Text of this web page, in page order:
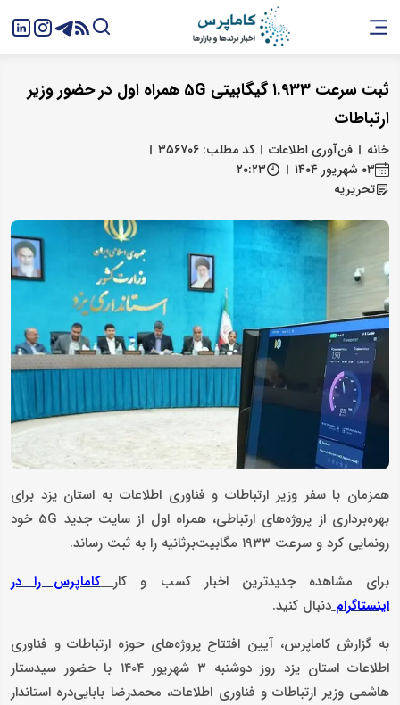
ثبت سرعت ۱.۹۳۳ گیگابیتی 5G همراه اول در حضور وزیر
ارتباطات
خانه فن‌آوری اطلاعات
کد مطلب: ۳۵۶۷۰۶
۰۳ شهریور ۱۴۰۴
۲۰:۲۳
تحریریه
همزمان با سفر وزیر ارتباطات و فناوری اطلاعات به استان یزد برای
بهره‌برداری از پروژه‌های ارتباطی، همراه اول از سایت جدید 5G خود
رونمایی کرد و سرعت ۱۹۳۳ مگابیت‌برثانیه را به ثبت رساند.
برای مشاهده جدیدترین اخبار کسب و کار
کاماپرس را در
اینستاگرام دنبال کنید.
به گزارش کاماپرس، آیین افتتاح پروژه‌های حوزه ارتباطات و فناوری
اطلاعات استان یزد روز دوشنبه ۳ شهریور ۱۴۰۴ با حضور سیدستار
هاشمی وزیر ارتباطات و فناوری اطلاعات، محمدرضا بابایی‌دره استاندار